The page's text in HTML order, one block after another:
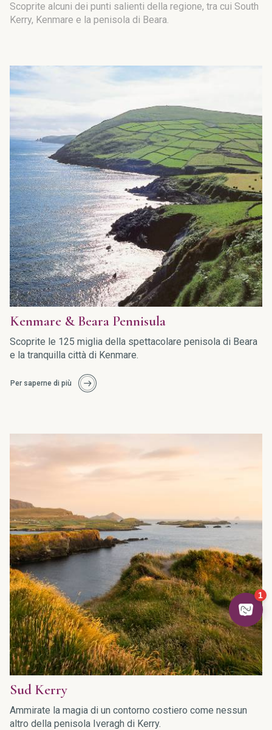
Scoprite alcuni dei punti salienti della regione, tra cui South
Kerry, Kenmare e la penisola di Beara.
Kenmare & Beara Pennisula
Scoprite le 125 miglia della spettacolare penisola di Beara
e la tranquilla città di Kenmare.
Per saperne di più
Sud Kerry
Ammirate la magia di un contorno costiero come nessun
altro della penisola Iveragh di Kerry.